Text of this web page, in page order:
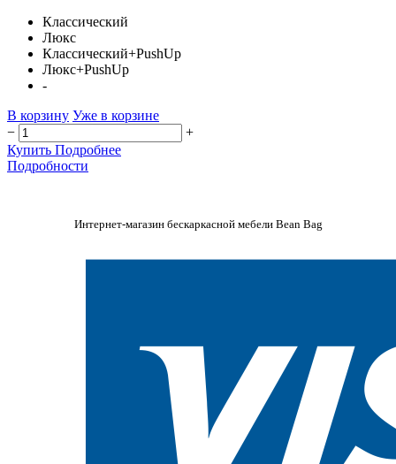
Классический
Люкс
Классический+PushUp
Люкс+PushUp
-
В корзину Уже в корзине
−
+
Купить Подробнее
Подробности
Интернет-магазин бескаркасной мебели Bean Bag